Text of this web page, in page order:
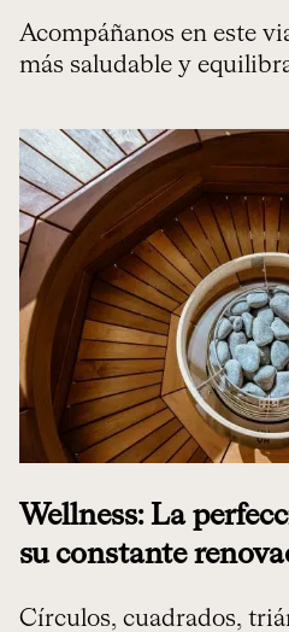
Acompáñanos en este
más saludable y
Wellness: La
su constante
Círculos, cuadrados,